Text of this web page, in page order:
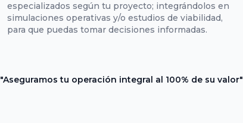
especializados según tu proyecto; integrándolos en
simulaciones operativas y/o estudios de viabilidad,
para que puedas tomar decisiones informadas.
"Aseguramos tu operación integral al 100% de su valor"